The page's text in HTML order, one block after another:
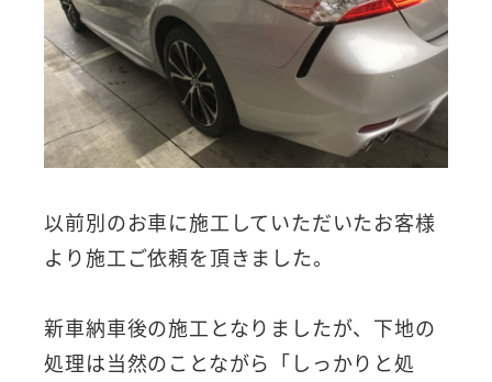
以前別のお車に施工していただいたお客様
より施工ご依頼を頂きました。
新車納車後の施工となりましたが、下地の
処理は当然のことながら「しっかりと処